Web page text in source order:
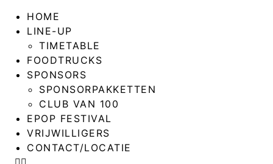
HOME
LINE-UP
TIMETABLE
FOODTRUCKS
SPONSORS
SPONSORPAKKETTEN
CLUB VAN 100
EPOP FESTIVAL
VRIJWILLIGERS
CONTACT/LOCATIE